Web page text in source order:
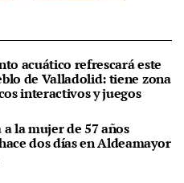
acuático refrescará este
de Valladolid: tiene zona
interactivos y juegos
la mujer de 57 años
dos días en Aldeamayor